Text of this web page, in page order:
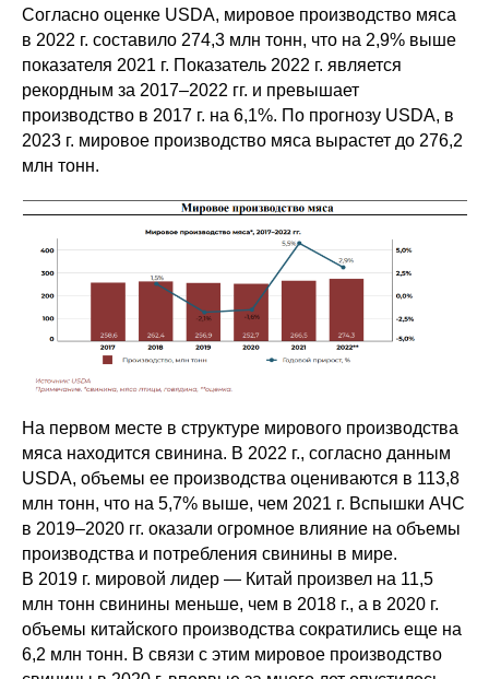
Согласно оценке USDA, мировое производство мяса
в 2022 г. составило 274,3 млн тонн, что на 2,9% выше
показателя 2021 г. Показатель 2022 г. является
рекордным за 2017–2022 гг. и превышает
производство в 2017 г. на 6,1%. По прогнозу USDA, в
2023 г. мировое производство мяса вырастет до 276,2
млн тонн.
На первом месте в структуре мирового производства
мяса находится свинина. В 2022 г., согласно данным
USDA, объемы ее производства оцениваются в 113,8
млн тонн, что на 5,7% выше, чем 2021 г. Вспышки АЧС
в 2019–2020 гг. оказали огромное влияние на объемы
производства и потребления свинины в мире.
В 2019 г. мировой лидер — Китай произвел на 11,5
млн тонн свинины меньше, чем в 2018 г., а в 2020 г.
объемы китайского производства сократились еще на
6,2 млн тонн. В связи с этим мировое производство